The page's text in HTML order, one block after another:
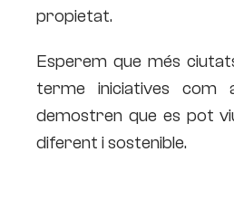
propietat.
Esperem que més
terme iniciatives com
demostren que es pot
diferent i sostenible.